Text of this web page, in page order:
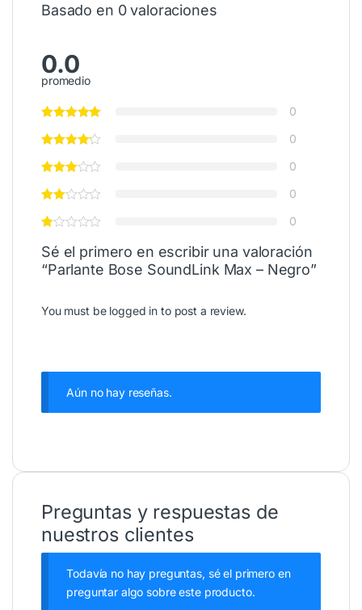
Basado en 0 valoraciones
0.0
promedio
0
0
0
0
0
Sé el primero en escribir una valoración
“Parlante Bose SoundLink Max – Negro”
You must be logged in to post a review.
Aún no hay reseñas.
Preguntas y respuestas de
nuestros clientes
Todavía no hay preguntas, sé el primero en
preguntar algo sobre este producto.